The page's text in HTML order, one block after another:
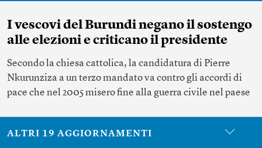
I vescovi del Burundi negano il sostengo
alle elezioni e criticano il presidente
Secondo la chiesa cattolica, la candidatura di Pierre
Nkurunziza a un terzo mandato va contro gli accordi di
pace che nel 2005 misero fine alla guerra civile nel paese
ALTRI 19 AGGIORNAMENTI